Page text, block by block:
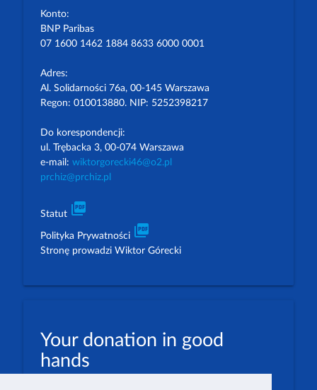
Konto:
BNP Paribas
07 1600 1462 1884 8633 6000 0001
Adres:
Al. Solidarności 76a, 00-145 Warszawa
Regon: 010013880. NIP: 5252398217
Do korespondencji:
ul. Trębacka 3, 00-074 Warszawa
e-mail: wiktorgorecki46@o2.pl
prchiz@prchiz.pl
Statut picture_as_pdf
Polityka Prywatności picture_as_pdf
Stronę prowadzi Wiktor Górecki
Your donation in good
hands